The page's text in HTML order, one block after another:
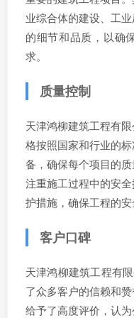
业综合体的建设、工
的细节和品质，以确
求。
质量控制
天津鸿柳建筑工程有
格按照国家和行业的
备，确保每个项目的
注重施工过程中的安
护措施，确保工程的安
客户口碑
天津鸿柳建筑工程有
了众多客户的信赖和
给予了高度评价，认